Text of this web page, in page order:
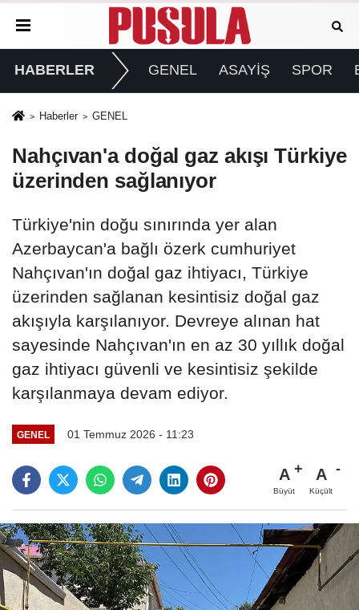
HABERLER GENEL ASAYİŞ SPOR
Haberler GENEL
Nahçıvan'a doğal gaz akışı Türkiye
üzerinden sağlanıyor
Türkiye'nin doğu sınırında yer alan
Azerbaycan'a bağlı özerk cumhuriyet
Nahçıvan'ın doğal gaz ihtiyacı, Türkiye
üzerinden sağlanan kesintisiz doğal gaz
akışıyla karşılanıyor. Devreye alınan hat
sayesinde Nahçıvan'ın en az 30 yıllık doğal
gaz ihtiyacı güvenli ve kesintisiz şekilde
karşılanmaya devam ediyor.
GENEL 01 Temmuz 2026 - 11:23
A
Büyüt
A
Küçült